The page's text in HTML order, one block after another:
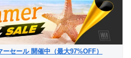
セール 開催中（最大97%OFF）